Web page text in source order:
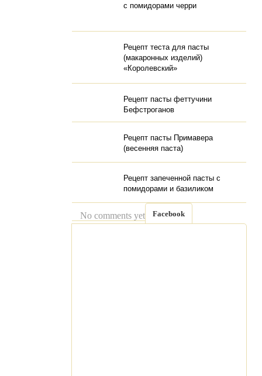
с помидорами черри
Рецепт теста для пасты
(макаронных изделий)
«Королевский»
Рецепт пасты феттучини
Бефстроганов
Рецепт пасты Примавера
(весенняя паста)
Рецепт запеченной пасты с
помидорами и базиликом
No comments yet Facebook